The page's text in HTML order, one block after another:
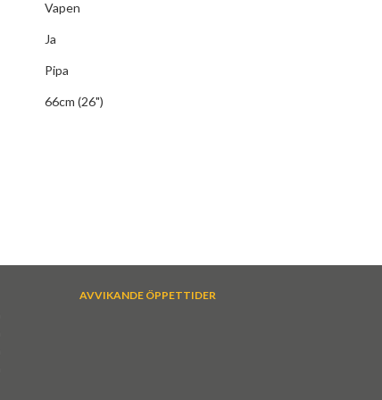
Vapen
Ja
Pipa
66cm (26")
AVVIKANDE ÖPPETTIDER